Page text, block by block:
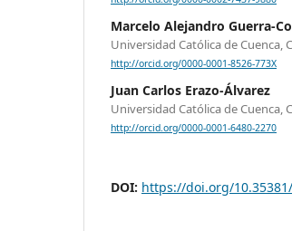
Marcelo Alejandro Guerra-
Universidad Católica de Cuenca,
http://orcid.org/0000-0001-8526-773X
Juan Carlos Erazo-Álvarez
Universidad Católica de Cuenca,
http://orcid.org/0000-0001-6480-2270
DOI: https://doi.org/